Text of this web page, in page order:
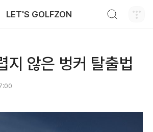
LET'S GOLFZON
지 않은 벙커 탈출법